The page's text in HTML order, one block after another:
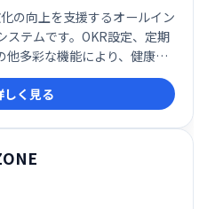
の向上を支援するオールイン
ステムです。OKR設定、定期
他多彩な機能により、健康で
フォーマンスを発揮できる職
のエンゲージメントを高
進します。
しく見る